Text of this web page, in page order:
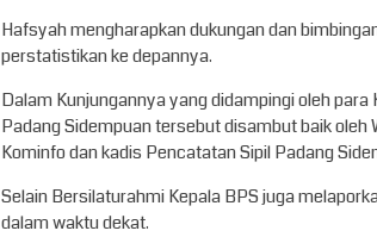
Hafsyah mengharapkan dukungan dan
perstatistikan ke depannya.
Dalam Kunjungannya yang didampingi oleh
Padang Sidempuan tersebut disambut baik oleh
Kominfo dan kadis Pencatatan Sipil Padang
Selain Bersilaturahmi Kepala BPS juga
dalam waktu dekat.